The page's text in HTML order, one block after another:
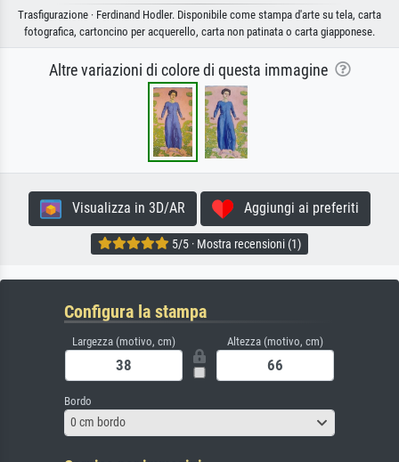
Trasfigurazione · Ferdinand Hodler. Disponibile come stampa d'arte su tela, carta
fotografica, cartoncino per acquerello, carta non patinata o carta giapponese.
Altre variazioni di colore di questa immagine
Visualizza in 3D/AR Aggiungi ai preferiti
5/5 · Mostra recensioni (1)
Configura la stampa
Largezza (motivo, cm) Altezza (motivo, cm)
Bordo
0 cm bordo